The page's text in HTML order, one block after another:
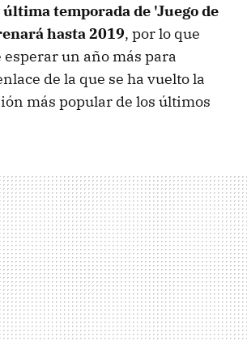
última temporada de 'Juego de
hasta 2019, por lo que
un año más para
de la que se ha vuelto la
más popular de los últimos